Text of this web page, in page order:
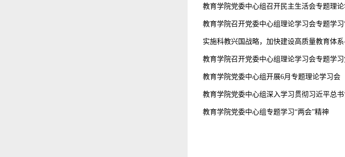
教育学院党委中心组召开民主生活会专题理
教育学院召开党委中心组理论学习会专题学
实施科教兴国战略，加快建设高质量教育体
教育学院召开党委中心组理论学习会专题学
教育学院党委中心组开展6月专题理论学习会
教育学院党委中心组深入学习贯彻习近平总
教育学院党委中心组专题学习“两会”精神